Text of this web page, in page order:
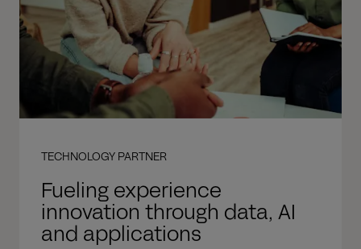
TECHNOLOGY PARTNER
Fueling experience
innovation through data, AI
and applications